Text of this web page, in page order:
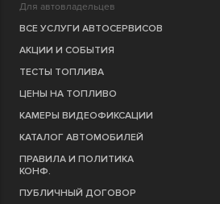
Для автовладельцев
ВСЕ УСЛУГИ АВТОСЕРВИСОВ
АКЦИИ И СОБЫТИЯ
ТЕСТЫ ТОПЛИВА
ЦЕНЫ НА ТОПЛИВО
КАМЕРЫ ВИДЕОФИКСАЦИИ
КАТАЛОГ АВТОМОБИЛЕЙ
ПРАВИЛА И ПОЛИТИКА
КОНФ.
ПУБЛИЧНЫЙ ДОГОВОР